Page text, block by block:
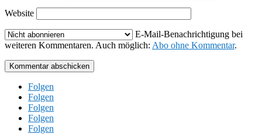
Website
E-Mail-Benachrichtigung bei
weiteren Kommentaren. Auch möglich: Abo ohne Kommentar.
Kommentar abschicken
Folgen
Folgen
Folgen
Folgen
Folgen